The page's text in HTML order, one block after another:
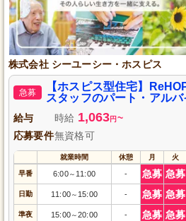
株式会社 シーユーシー・ホスピス
急募
【ホスピス型住宅】
スタッフのパート・アルバ
給与 時給 1,063円 ~
応募要件無資格可
就業時間 休憩 月 火
早番 6:00～ 11:00 - 急募 急募
日勤 11:00～ 15:00 - 急募 急募
準夜 15:00～20:00 - 急募 急募